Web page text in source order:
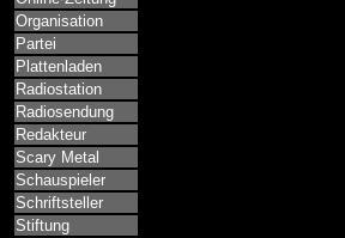
Organisation
Partei
Plattenladen
Radiostation
Radiosendung
Redakteur
Scary Metal
Schauspieler
Schriftsteller
Stiftung